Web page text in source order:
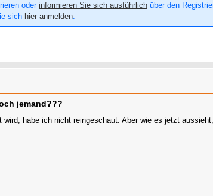
oder informieren Sie sich ausführlich über den
sich hier anmelden.
jemand???
habe ich nicht reingeschaut. Aber wie es jetzt